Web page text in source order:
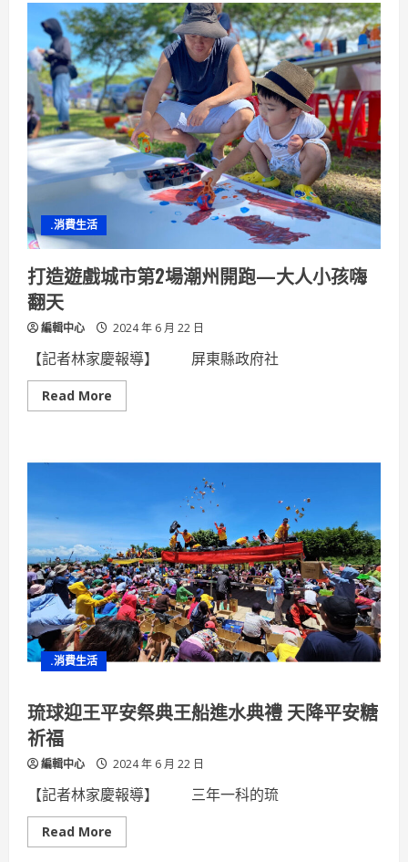
台
最
南
端
藝
文
新
地
標
恆
春
文
化
中
心
民
式
啟
用
.消費生活
打造遊戲城市第2場潮州開跑—大人小孩嗨
翻天
編輯中心 2024 年 6 月 22 日
【記者林家慶報導】 屏東縣政府社
Read More
more
遊
2
場
潮
州
開
跑
—
大
人
小
孩
嗨
.消費生活
琉球迎王平安祭典王船進水典禮 天降平安糖
祈福
編輯中心 2024 年 6 月 22 日
【記者林家慶報導】 三年一科的琉
Read More
more